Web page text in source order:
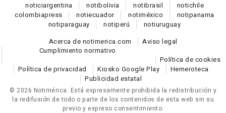
noticiargentina notibolivia notibrasil notichile
colombiapress notiecuador notiméxico notipanama
notiparaguay notiperú notiuruguay
Acerca de notimerica.com
Aviso legal
Cumplimiento normativo
Política de cookies
Política de privacidad
Kiosko Google Play
Hemeroteca
Publicidad estatal
© 2026 Notimérica. Está expresamente prohibida la redistribución y
la redifusión de todo o parte de los contenidos de esta web sin su
previo y expreso consentimiento.